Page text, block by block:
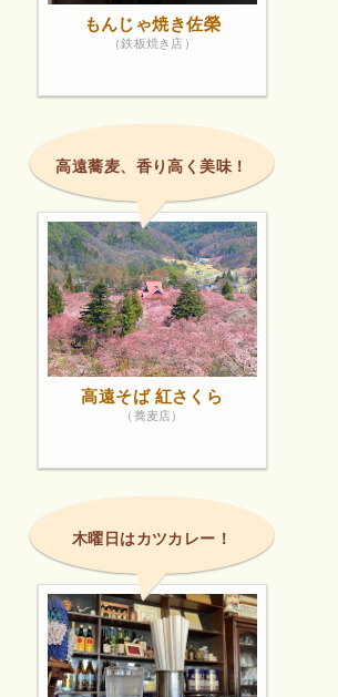
もんじゃ焼き佐榮
（鉄板焼き店）
高遠蕎麦、香り高く美味！
高遠そば 紅さくら
（蕎麦店）
木曜日はカツカレー！